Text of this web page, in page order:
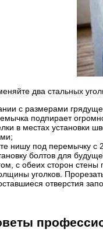
два стальных
с размерами
подпирает
в местах установки
нишу под перемычку с
болтов для
с обеих сторон
уголков.
отверстия